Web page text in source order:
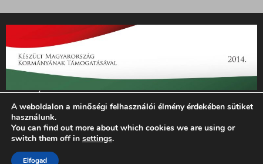
„Az Új Ember katolikus hetilap 2014. évi működésének
támogatását az EGYH-KCP-14-P-0121 sz. támogatási
szerződés keretében 3 000 000 Ft összegben támogatta az
Emberi Erőforrások Minisztériuma.”
© 2026 Magyar Kurír - Új Ember
A weboldalon a minőségi felhasználói élmény érdekében sütiket
használunk.
You can find out more about which cookies we are using or
switch them off in settings.
Elfogad